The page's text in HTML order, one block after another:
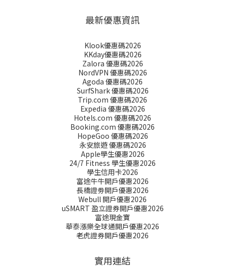
最新優惠資訊
Klook優惠碼2026
KKday優惠碼2026
Zalora 優惠碼2026
NordVPN 優惠碼2026
Agoda 優惠碼2026
SurfShark 優惠碼2026
Trip.com 優惠碼2026
Expedia 優惠碼2026
Hotels.com 優惠碼2026
Booking.com 優惠碼2026
HopeGoo 優惠碼2026
永安旅遊 優惠碼2026
Apple學生優惠2026
24/7 Fitness 學生優惠2026
學生信用卡2026
富途牛牛開戶優惠2026
長橋證劵開戶優惠2026
Webull 開戶優惠2026
uSMART 盈立證券開戶優惠2026
富途現金寶
華泰漲樂全球通開戶優惠2026
老虎證券開戶優惠2026
實用連結